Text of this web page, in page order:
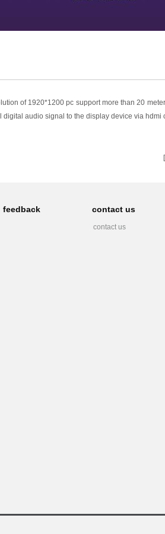
of 1920*1200 pc support more than 20
audio signal to the display device via hdmi
[
feedback contact us
contact us